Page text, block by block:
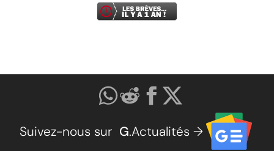
Suivez-nous sur G.Actualités →